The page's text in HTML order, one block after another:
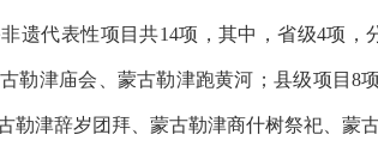
代表性项目共14项，其中，省级4项，
勒津庙会、蒙古勒津跑黄河；县级项目
勒津辞岁团拜、蒙古勒津商什树祭祀、蒙古